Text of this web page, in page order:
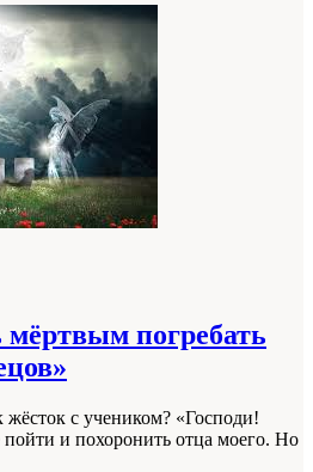
мёртвым погребать
с учеником? «Господи!
и похоронить отца моего. Но